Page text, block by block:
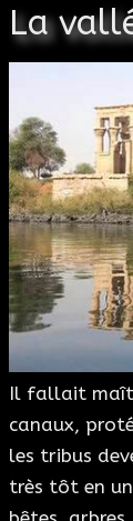
La
Il fallait
canaux,
les tribus
très tôt en